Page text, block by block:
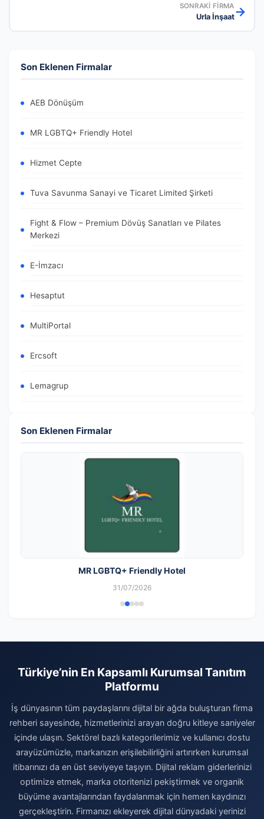
SONRAKI FIRMA
Urla İnşaat→
Son Eklenen Firmalar
AEB Dönüşüm
MR LGBTQ+ Friendly Hotel
Hizmet Cepte
Tuva Savunma Sanayi ve Ticaret Limited Şirketi
Fight & Flow – Premium Dövüş Sanatları ve Pilates
Merkezi
E-İmzacı
Hesaptut
MultiPortal
Ercsoft
Lemagrup
Son Eklenen Firmalar
MR LGBTQ+ Friendly Hotel
31/07/2026
Türkiye’nin En Kapsamlı Kurumsal Tanıtım
Platformu
İş dünyasının tüm paydaşlarını dijital bir ağda buluşturan firma
rehberi sayesinde, hizmetlerinizi arayan doğru kitleye saniyeler
içinde ulaşın. Sektörel bazlı kategorilerimiz ve kullanıcı dostu
arayüzümüzle, markanızın erişilebilirliğini artırırken kurumsal
itibarınızı da en üst seviyeye taşıyın. Dijital reklam giderlerinizi
optimize etmek, marka otoritenizi pekiştirmek ve organik
büyüme avantajlarından faydalanmak için hemen kaydınızı
gerçekleştirin. Firmanızı ekleyerek dijital dünyadaki yerinizi